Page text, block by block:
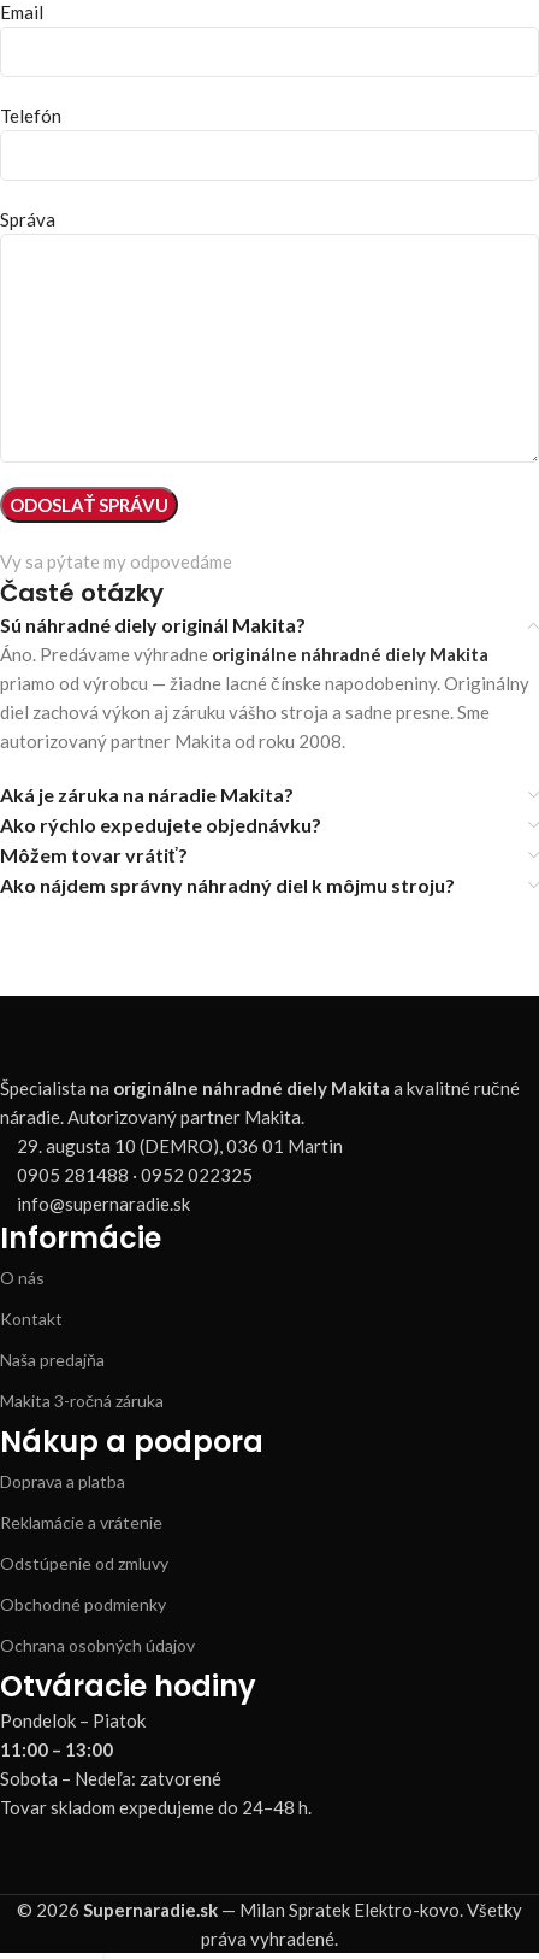
Vy sa pýtate my odpovedáme
Časté otázky
Sú náhradné diely originál Makita?
Áno. Predávame výhradne originálne náhradné diely Makita
priamo od výrobcu — žiadne lacné čínske napodobeniny. Originálny
diel zachová výkon aj záruku vášho stroja a sadne presne. Sme
autorizovaný partner Makita od roku 2008.
Aká je záruka na náradie Makita?
Ako rýchlo expedujete objednávku?
Môžem tovar vrátiť?
Ako nájdem správny náhradný diel k môjmu stroju?
Email
Telefón
Správa
Špecialista na originálne náhradné diely Makita a kvalitné ručné
náradie. Autorizovaný partner Makita.
29. augusta 10 (DEMRO), 036 01 Martin
0905 281488 · 0952 022325
info@supernaradie.sk
Informácie
O nás
Kontakt
Naša predajňa
Makita 3-ročná záruka
Nákup a podpora
Doprava a platba
Reklamácie a vrátenie
Odstúpenie od zmluvy
Obchodné podmienky
Ochrana osobných údajov
Otváracie hodiny
Pondelok – Piatok
11:00 – 13:00
Sobota – Nedeľa: zatvorené
Tovar skladom expedujeme do 24–48 h.
© 2026 Supernaradie.sk — Milan Spratek Elektro-kovo. Všetky
práva vyhradené.